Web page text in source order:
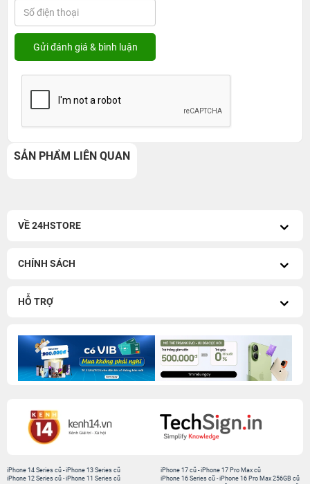
SẢN PHẨM LIÊN QUAN
VỀ 24HSTORE
CHÍNH SÁCH
HỖ TRỢ
iPhone 14 Series cũ -iPhone 13 Series cũ
iPhone 12 Series cũ -iPhone 11 Series cũ
iPhone 17 cũ-iPhone 17 Pro Max cũ
iPhone 16 Series cũ- iPhone 16 Pro Max 256GB cũ